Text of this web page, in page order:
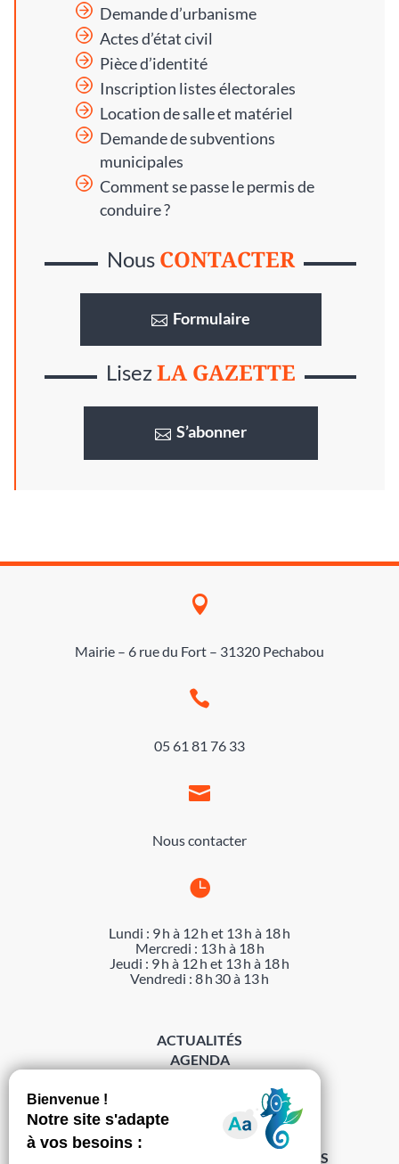
Demande d’urbanisme
Actes d’état civil
Pièce d’identité
Inscription listes électorales
Location de salle et matériel
Demande de subventions
municipales
Comment se passe le permis de
conduire ?
Nous CONTACTER
Formulaire
LisezLA GAZETTE
S’abonner

Mairie – 6 rue du Fort – 31320 Pechabou

05 61 81 76 33

Nous contacter

Lundi : 9 h à 12 h et 13 h à 18 h
Mercredi : 13 h à 18 h
Jeudi : 9 h à 12 h et 13 h à 18 h
Vendredi : 8 h 30 à 13 h
ACTUALITÉS
AGENDA
MENTIONS LÉGALES
PROTECTION DES DONNÉES
POLITIQUE DE GESTION DES COOKIES